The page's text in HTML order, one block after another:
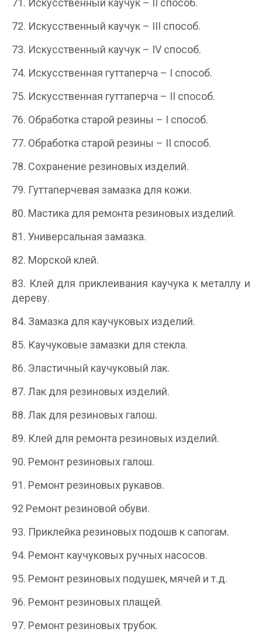
71. Искусственный каучук – II способ.
72. Искусственный каучук – III способ.
73. Искусственный каучук – IV способ.
74. Искусственная гуттаперча – I способ.
75. Искусственная гуттаперча – II способ.
76. Обработка старой резины – I способ.
77. Обработка старой резины – II способ.
78. Сохранение резиновых изделий.
79. Гуттаперчевая замазка для кожи.
80. Мастика для ремонта резиновых изделий.
81. Универсальная замазка.
82. Морской клей.
83. Клей для приклеивания каучука к металлу и
дереву.
84. Замазка для каучуковых изделий.
85. Каучуковые замазки для стекла.
86. Эластичный каучуковый лак.
87. Лак для резиновых изделий.
88. Лак для резиновых галош.
89. Клей для ремонта резиновых изделий.
90. Ремонт резиновых галош.
91. Ремонт резиновых рукавов.
92 Ремонт резиновой обуви.
93. Приклейка резиновых подошв к сапогам.
94. Ремонт каучуковых ручных насосов.
95. Ремонт резиновых подушек, мячей и т.д.
96. Ремонт резиновых плащей.
97. Ремонт резиновых трубок.